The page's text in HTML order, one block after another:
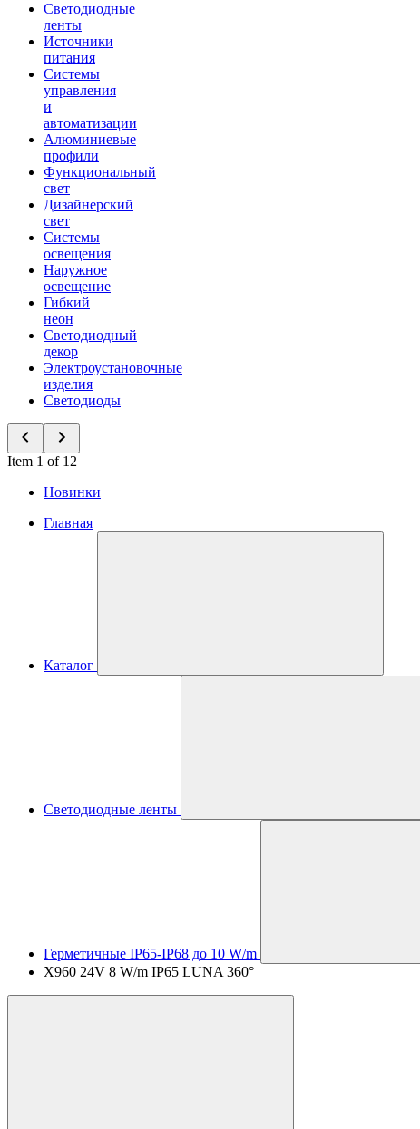
Светодиодные
ленты
Источники
питания
Системы
управления
и
автоматизации
Алюминиевые
профили
Функциональный
свет
Дизайнерский
свет
Системы
освещения
Наружное
освещение
Гибкий
неон
Светодиодный
декор
Электроустановочные
изделия
Светодиоды
Item 1 of 12
Новинки
Главная
Каталог
Светодиодные ленты
Герметичные IP65-IP68 до 10 W/m
X960 24V 8 W/m IP65 LUNA 360°